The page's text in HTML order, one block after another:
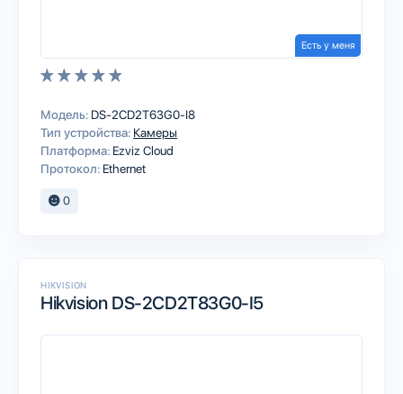
Есть у меня
Модель: DS-2CD2T63G0-I8
Тип устройства: Камеры
Платформа: Ezviz Cloud
Протокол: Ethernet
0
HIKVISION
Hikvision DS-2CD2T83G0-I5